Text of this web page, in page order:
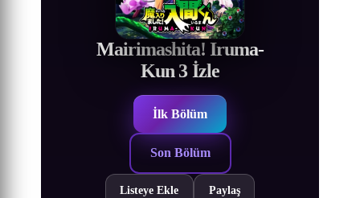
Mairimashita! Iruma-
Kun 3 İzle
İlk Bölüm
Son Bölüm
Listeye Ekle Paylaş